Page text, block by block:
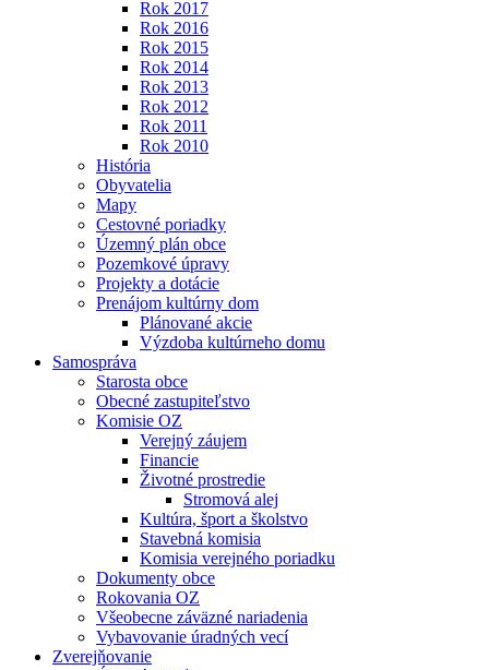
Rok 2017
Rok 2016
Rok 2015
Rok 2014
Rok 2013
Rok 2012
Rok 2011
Rok 2010
História
Obyvatelia
Mapy
Cestovné poriadky
Územný plán obce
Pozemkové úpravy
Projekty a dotácie
Prenájom kultúrny dom
Plánované akcie
Výzdoba kultúrneho domu
Samospráva
Starosta obce
Obecné zastupiteľstvo
Komisie OZ
Verejný záujem
Financie
Životné prostredie
Stromová alej
Kultúra, šport a školstvo
Stavebná komisia
Komisia verejného poriadku
Dokumenty obce
Rokovania OZ
Všeobecne záväzné nariadenia
Vybavovanie úradných vecí
Zverejňovanie